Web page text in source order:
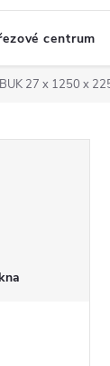
centrum
27 x 1250 x